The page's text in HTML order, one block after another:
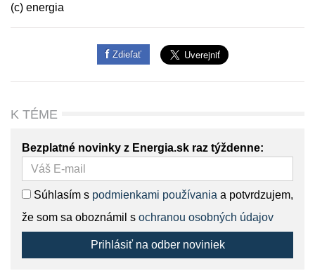
(c) energia
Zdieľať
K TÉME
Bezplatné novinky z Energia.sk raz týždenne:
Súhlasím s podmienkami používania a potvrdzujem,
že som sa oboznámil s ochranou osobných údajov
Prihlásiť na odber noviniek